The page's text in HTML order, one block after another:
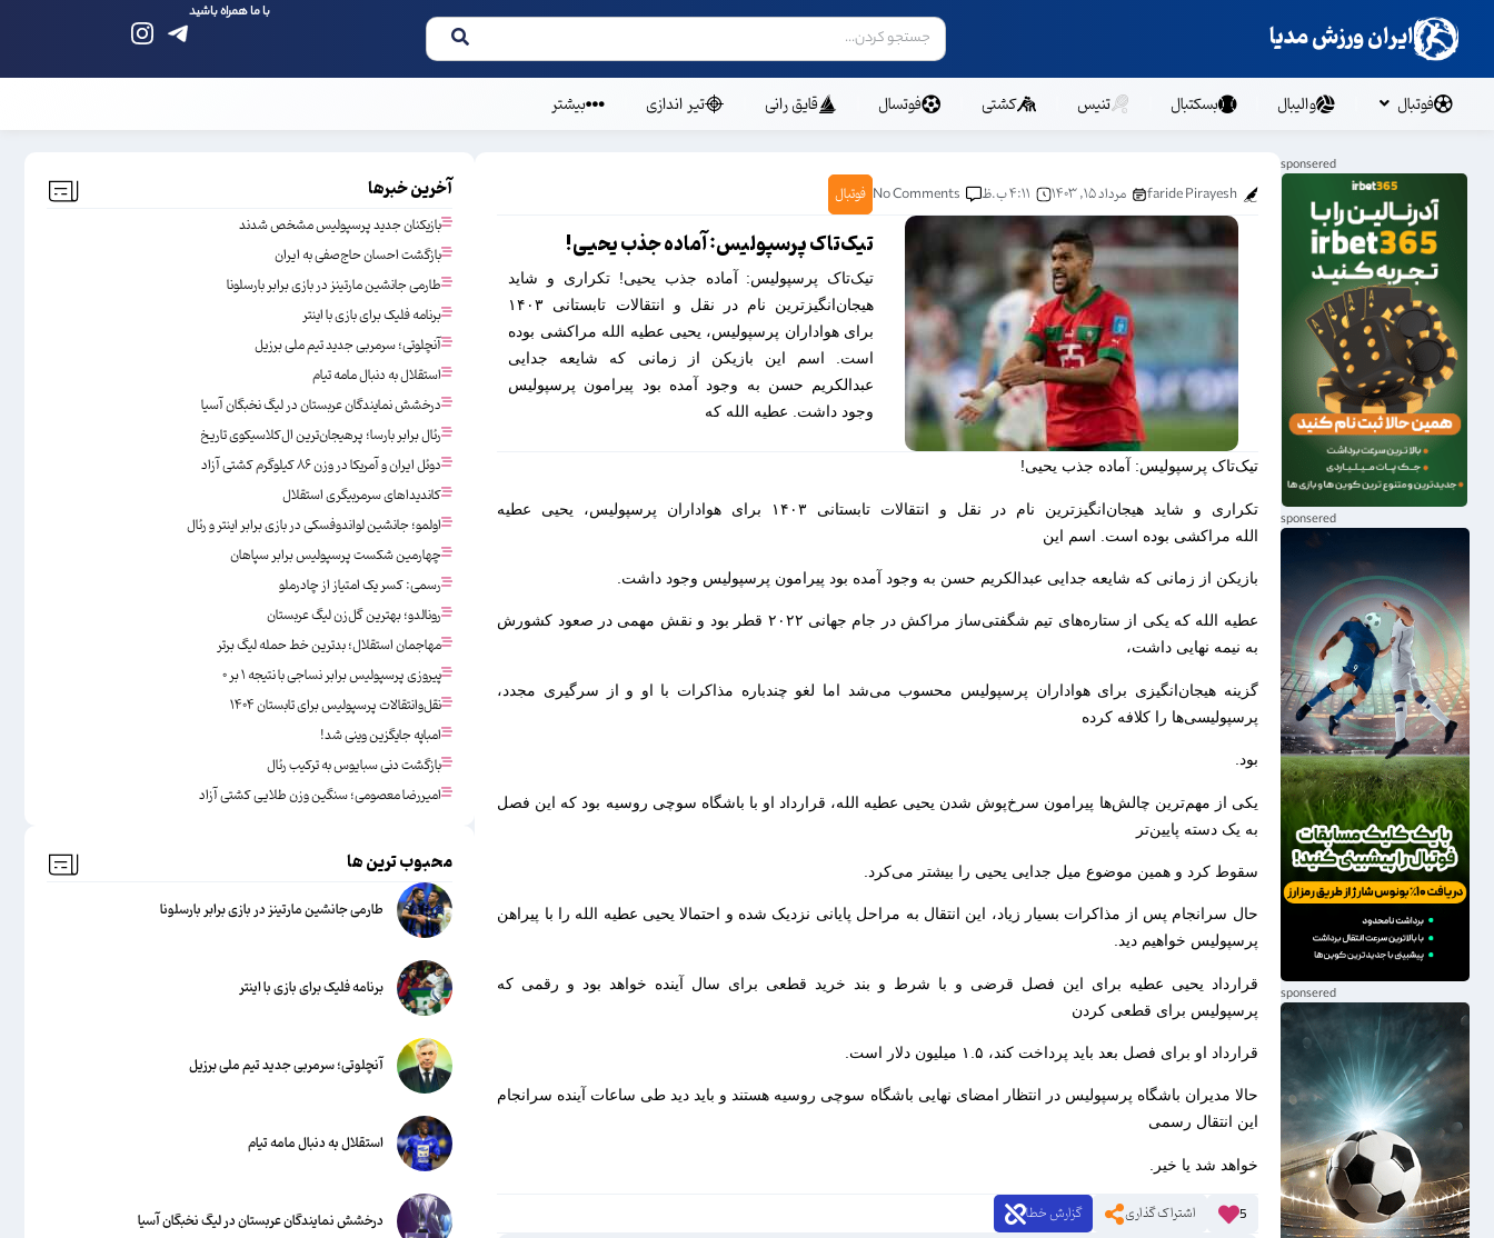
ایران ورزش مدیا
با ما همراه باشید
فوتبال والیبال بسکتبال تنیس کشتی فوتسال قایق رانی تیر اندازی بیشتر
faride Pirayesh مرداد ۱۵, ۱۴۰۳ ۴:۱۱ ب.ظ No Comments فوتبال
تیک‌تاک پرسپولیس: آماده جذب یحیی!
تیک‌تاک پرسپولیس: آماده جذب یحیی! تکراری‌ و شاید
هیجان‌انگیزترین نام در نقل و انتقالات تابستانی ۱۴۰۳
برای هواداران پرسپولیس، یحیی عطیه الله مراکشی بوده
است. اسم این بازیکن از زمانی که شایعه جدایی
عبدالکریم حسن به وجود آمده بود پیرامون پرسپولیس
وجود داشت. عطیه الله که
تیک‌تاک پرسپولیس: آماده جذب یحیی!
تکراری‌ و شاید هیجان‌انگیزترین نام در نقل و انتقالات تابستانی ۱۴۰۳ برای هواداران پرسپولیس، یحیی عطیه
الله مراکشی بوده است. اسم این
بازیکن از زمانی که شایعه جدایی عبدالکریم حسن به وجود آمده بود پیرامون پرسپولیس وجود داشت.
عطیه الله که یکی از ستاره‌های تیم شگفتی‌ساز مراکش در جام جهانی ۲۰۲۲ قطر بود و نقش مهمی در صعود کشورش
به نیمه نهایی داشت،
گزینه‌ هیجان‌انگیزی برای هواداران پرسپولیس محسوب می‌شد اما لغو چندباره مذاکرات با او و از سرگیری مجدد،
پرسپولیسی‌ها را کلافه کرده
بود.
یکی از مهم‌ترین چالش‌ها پیرامون سرخ‌پوش شدن یحیی عطیه الله، قرارداد او با باشگاه سوچی روسیه بود که این فصل
به یک دسته پایین‌تر
سقوط کرد و همین موضوع میل جدایی یحیی را بیشتر می‌کرد.
حال سرانجام پس از مذاکرات بسیار زیاد، این انتقال به مراحل پایانی نزدیک شده و احتمالا یحیی عطیه الله را با پیراهن
پرسپولیس خواهیم دید.
قرارداد یحیی عطیه برای این فصل قرضی و با شرط و بند خرید قطعی برای سال آینده خواهد بود و رقمی که
پرسپولیس برای قطعی کردن
قرارداد او برای فصل بعد باید پرداخت کند، ۱.۵ میلیون دلار است‌.
حالا مدیران باشگاه پرسپولیس در انتظار امضای نهایی باشگاه سوچی روسیه هستند و باید دید طی ساعات آینده سرانجام
این انتقال رسمی
خواهد شد یا خیر.
5 اشتراک گذاری گزارش خطا
آخرین خبرها
بازیکنان جدید پرسپولیس مشخص شدند
بازگشت احسان حاج‌صفی به ایران
طارمی جانشین مارتینز در بازی برابر بارسلونا
برنامه فلیک برای بازی با اینتر
آنچلوتی؛ سرمربی جدید تیم ملی برزیل
استقلال به دنبال مامه تیام
درخشش نمایندگان عربستان در لیگ نخبگان آسیا
رئال برابر بارسا؛ پرهیجان‌‌ترین ال‌کلاسیکوی تاریخ
دوئل ایران و آمریکا در وزن ۸۶ کیلوگرم کشتی آزاد
کاندیداهای سرمربیگری استقلال
اولمو؛ جانشین لواندوفسکی در بازی برابر اینتر و رئال
چهارمین شکست پرسپولیس برابر سپاهان
رسمی: کسر یک امتیاز از چادرملو
رونالدو؛ بهترین گل‌زن لیگ عربستان
مهاجمان استقلال؛ بدترین خط حمله لیگ برتر
پیروزی پرسپولیس برابر نساجی با نتیجه ۱ بر ۰
نقل‌وانتقالات پرسپولیس برای تابستان ۱۴۰۴
امباپه جایگزین وینی شد!
بازگشت دنی سبایوس به ترکیب رئال
امیررضا معصومی؛ سنگین وزن طلایی کشتی آزاد
محبوب ترین ها
طارمی جانشین مارتینز در بازی برابر بارسلونا
برنامه فلیک برای بازی با اینتر
آنچلوتی؛ سرمربی جدید تیم ملی برزیل
استقلال به دنبال مامه تیام
درخشش نمایندگان عربستان در لیگ نخبگان آسیا